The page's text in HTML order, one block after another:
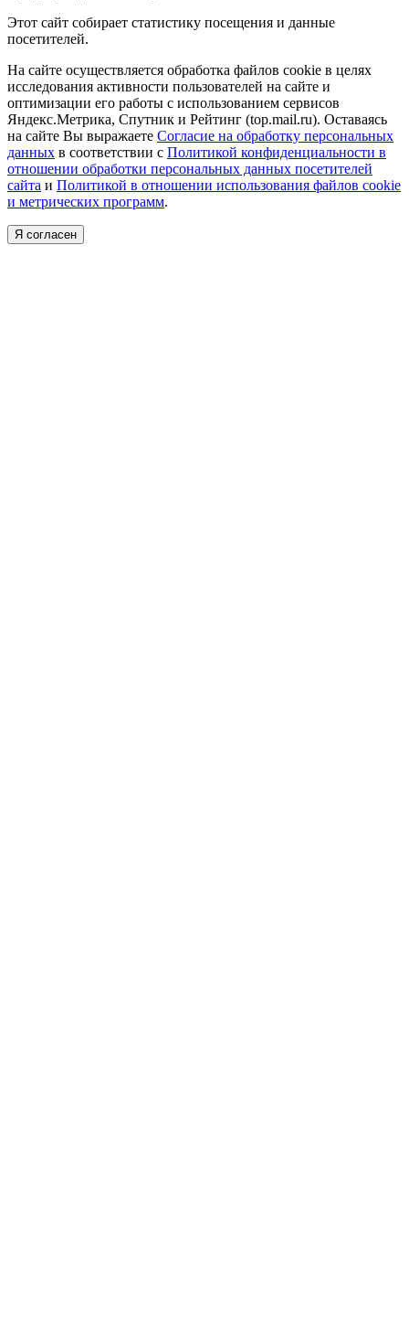
Этот сайт собирает статистику посещения и данные
посетителей.
На сайте осуществляется обработка файлов cookie в целях
исследования активности пользователей на сайте и
оптимизации его работы с использованием сервисов
Яндекс.Метрика, Спутник и Рейтинг (top.mail.ru). Оставаясь
на сайте Вы выражаете Согласие на обработку персональных
данных в соответствии с Политикой конфиденциальности в
отношении обработки персональных данных посетителей
сайта и Политикой в отношении использования файлов cookie
и метрических программ.
Я согласен